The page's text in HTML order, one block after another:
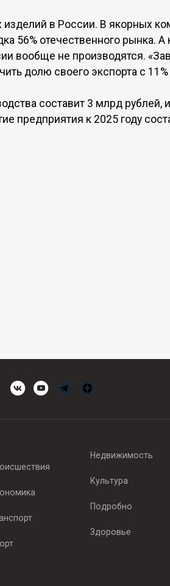
изделий в России. В якорных
56% отечественного рынка.
вообще не производятся.
долю своего экспорта с 11%
составит 3 млрд рублей,
предприятия к 2025 году
Недвижимость
Культура
Подробно
Здоровье